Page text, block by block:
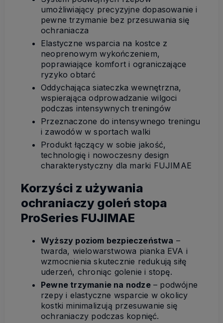
umożliwiający precyzyjne dopasowanie i
pewne trzymanie bez przesuwania się
ochraniacza
Elastyczne wsparcia na kostce z
neoprenowym wykończeniem,
poprawiające komfort i ograniczające
ryzyko obtarć
Oddychająca siateczka wewnętrzna,
wspierająca odprowadzanie wilgoci
podczas intensywnych treningów
Przeznaczone do intensywnego treningu
i zawodów w sportach walki
Produkt łączący w sobie jakość,
technologię i nowoczesny design
charakterystyczny dla marki FUJIMAE
Korzyści z używania
ochraniaczy goleń stopa
ProSeries FUJIMAE
Wyższy poziom bezpieczeństwa –
twarda, wielowarstwowa pianka EVA i
wzmocnienia skutecznie redukują siłę
uderzeń, chroniąc golenie i stopę.
Pewne trzymanie na nodze– podwójne
rzepy i elastyczne wsparcie w okolicy
kostki minimalizują przesuwanie się
ochraniaczy podczas kopnięć.